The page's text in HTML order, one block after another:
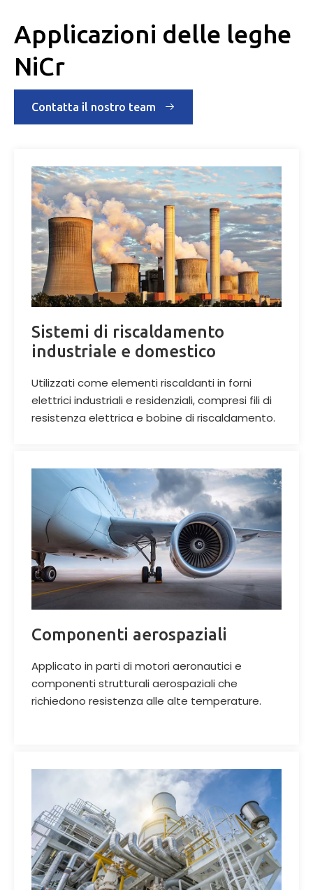
Applicazioni delle leghe
NiCr
Contatta il nostro team
Sistemi di riscaldamento
industriale e domestico
Utilizzati come elementi riscaldanti in forni
elettrici industriali e residenziali, compresi fili di
resistenza elettrica e bobine di riscaldamento.
Componenti aerospaziali
Applicato in parti di motori aeronautici e
componenti strutturali aerospaziali che
richiedono resistenza alle alte temperature.